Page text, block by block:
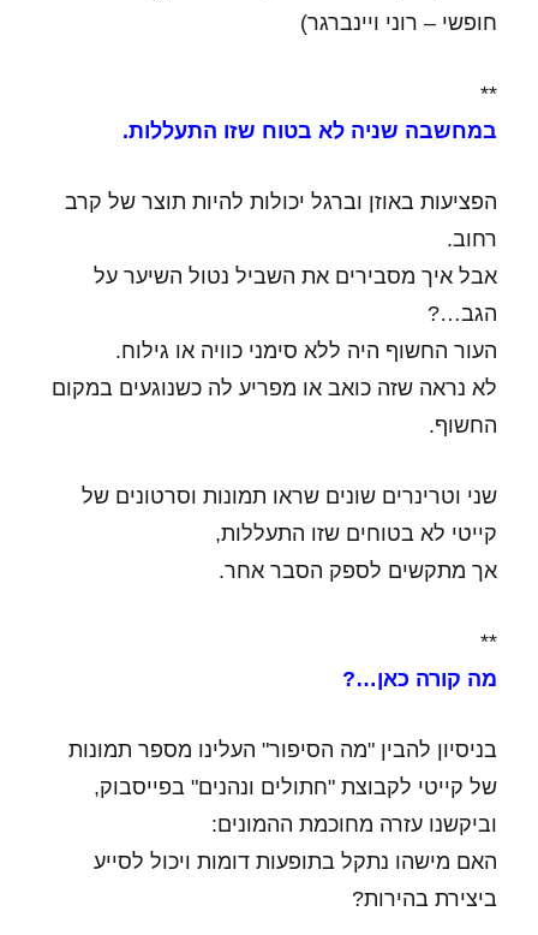
חופשי – רוני ויינברגר)
**
במחשבה שניה לא בטוח שזו התעללות.
הפציעות באוזן וברגל יכולות להיות תוצר של קרב
רחוב.
אבל איך מסבירים את השביל נטול השיער על
הגב…?
העור החשוף היה ללא סימני כוויה או גילוח.
לא נראה שזה כואב או מפריע לה כשנוגעים במקום
החשוף.
שני וטרינרים שונים שראו תמונות וסרטונים של
קייטי לא בטוחים שזו התעללות,
אך מתקשים לספק הסבר אחר.
**
מה קורה כאן…?
בניסיון להבין "מה הסיפור" העלינו מספר תמונות
של קייטי לקבוצת "חתולים ונהנים" בפייסבוק,
וביקשנו עזרה מחוכמת ההמונים:
האם מישהו נתקל בתופעות דומות ויכול לסייע
ביצירת בהירות?